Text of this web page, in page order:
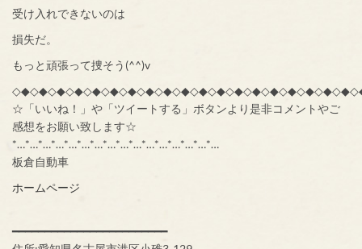
受け入れできないのは
損失だ。
もっと頑張って捜そう(^^)v
☆「いいね！」や「ツイートする」ボタンより是非コメントやご
感想をお願い致します☆
*…*…*…*…*…*…*…*…*…*…*…*…*…*…*…*…
板倉自動車
ホームページ
━━━━━━━━━━━━━━━━━━━━━━━━